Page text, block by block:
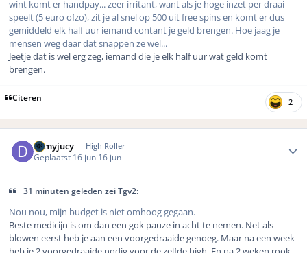
wint komt er handpay... zeer irritant, want als je hoge inzet per draai
speelt (5 euro ofzo), zit je al snel op 500 uit free spins en komt er dus
gemiddeld elk half uur iemand contant je geld brengen. Hoe jaag je
mensen weg daar dat snappen ze wel...
Jeetje dat is wel erg zeg, iemand die je elk half uur wat geld komt
brengen.
Citeren 2
demyjucy High Roller
Geplaatst 16 juni16 jun
31 minuten geleden zei Tgv2:
Nou nou, mijn budget is niet omhoog gegaan.
Beste medicijn is om dan een gok pauze in acht te nemen. Net als
blowen eerst heb je aan een voorgedraaide genoeg. Maar na een week